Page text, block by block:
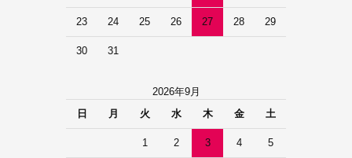
23 24 25 26 27 28 29
30 31
2026年9月
日
月 火 水 木 金 土
1 2 3 4 5